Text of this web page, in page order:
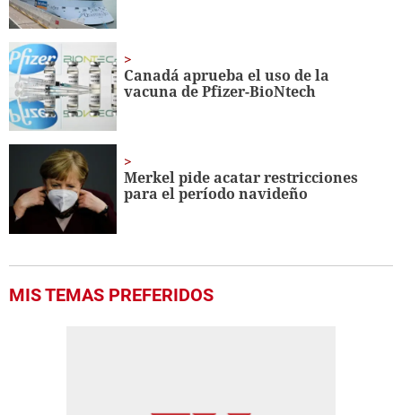
Canadá aprueba el uso de la
vacuna de Pfizer-BioNtech
Merkel pide acatar restricciones
para el período navideño
MIS TEMAS PREFERIDOS